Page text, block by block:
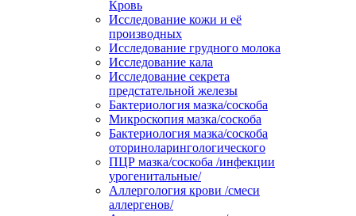
Кровь
Исследование кожи и её
производных
Исследование грудного молока
Исследование кала
Исследование секрета
предстательной железы
Бактериология мазка/соскоба
Микроскопия мазка/соскоба
Бактериология мазка/соскоба
оториноларингологического
ПЦР мазка/соскоба /инфекции
урогенитальные/
Аллергология крови /смеси
аллергенов/